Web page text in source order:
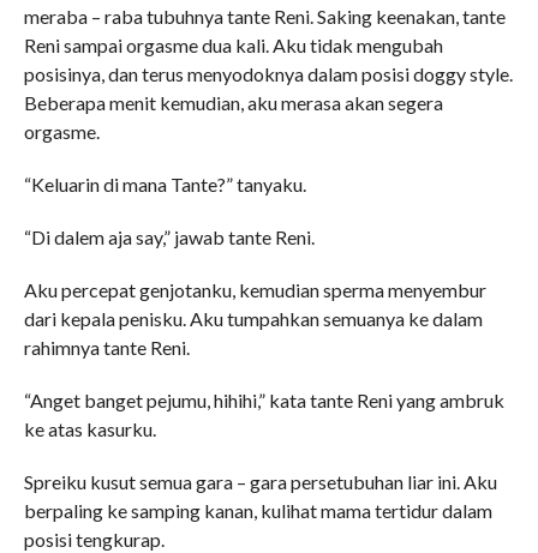
meraba – raba tubuhnya tante Reni. Saking keenakan, tante
Reni sampai orgasme dua kali. Aku tidak mengubah
posisinya, dan terus menyodoknya dalam posisi doggy style.
Beberapa menit kemudian, aku merasa akan segera
orgasme.
“Keluarin di mana Tante?” tanyaku.
“Di dalem aja say,” jawab tante Reni.
Aku percepat genjotanku, kemudian sperma menyembur
dari kepala penisku. Aku tumpahkan semuanya ke dalam
rahimnya tante Reni.
“Anget banget pejumu, hihihi,” kata tante Reni yang ambruk
ke atas kasurku.
Spreiku kusut semua gara – gara persetubuhan liar ini. Aku
berpaling ke samping kanan, kulihat mama tertidur dalam
posisi tengkurap.